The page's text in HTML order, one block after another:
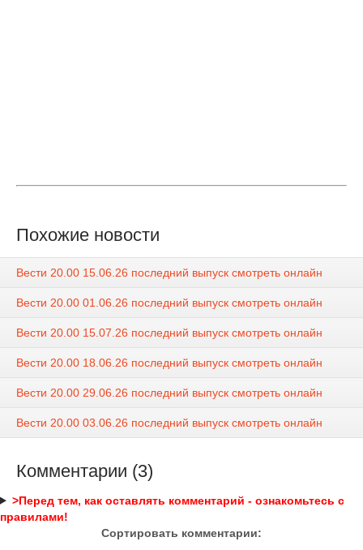
Похожие новости
Вести 20.00 15.06.26 последний выпуск смотреть онлайн
Вести 20.00 01.06.26 последний выпуск смотреть онлайн
Вести 20.00 15.07.26 последний выпуск смотреть онлайн
Вести 20.00 18.06.26 последний выпуск смотреть онлайн
Вести 20.00 29.06.26 последний выпуск смотреть онлайн
Вести 20.00 03.06.26 последний выпуск смотреть онлайн
Комментарии (3)
>Перед тем, как оставлять комментарий - ознакомьтесь с
правилами!
Сортировать комментарии: